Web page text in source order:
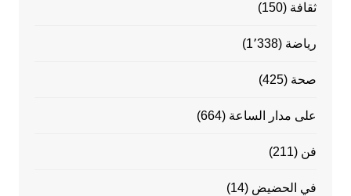
ثقافة (150)
رياضة (1٬338)
صحة (425)
على مدار الساعة (664)
فن (211)
في الحضيض (14)